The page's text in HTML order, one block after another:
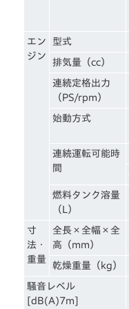
エン
ジン
型式
排気量（cc）
連続定格出力
（PS/rpm）
始動方式
連続運転可能時
間
燃料タンク溶量
（L）
寸
法・
重量
全長×全幅×全
高（mm）
乾燥重量（kg）
騒音レベル
[dB(A)7m]